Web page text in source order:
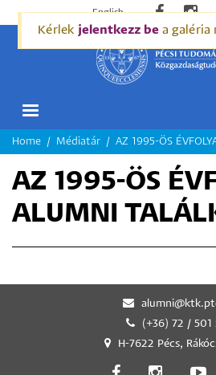
English
MORZSA
Home Médiatár AZ 1995-ÖS
AZ 1995-ÖS
ALUMNI
Kérlek jelentkezz be a galéria
(+36) 72 / 501
H-7622 Pécs,